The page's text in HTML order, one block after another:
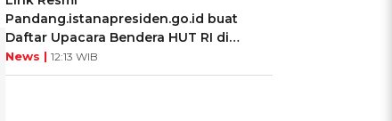
Pandang.istanapresiden.go.id buat
Daftar Upacara Bendera HUT RI di
Istana Negara
News | 12:13 WIB